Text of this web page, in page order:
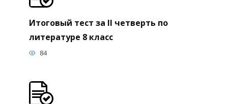
Итоговый тест за II четверть по
литературе 8 класс
84